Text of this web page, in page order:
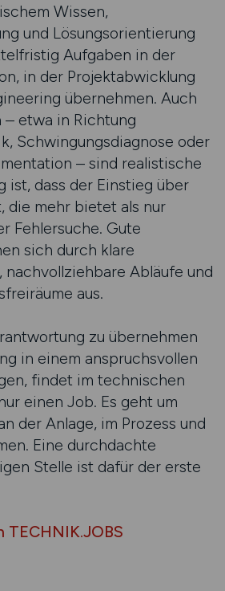
Wissen,
und Lösungsorientierung
Aufgaben in der
in der Projektabwicklung
übernehmen. Auch
– etwa in Richtung
Schwingungsdiagnose oder
– sind realistische
ist, dass der Einstieg über
die mehr bietet als nur
Fehlersuche. Gute
sich durch klare
nachvollziehbare Abläufe und
aus.
zu übernehmen
in einem anspruchsvollen
findet im technischen
einen Job. Es geht um
der Anlage, im Prozess und
Eine durchdachte
Stelle ist dafür der erste
TECHNIK.JOBS